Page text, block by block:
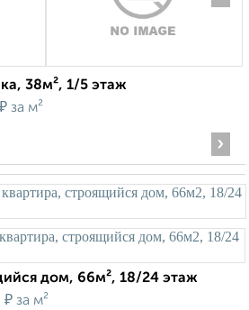
38м², 1/5 этаж
₽ за м²
›
дом, 66м², 18/24 этаж
₽ за м²